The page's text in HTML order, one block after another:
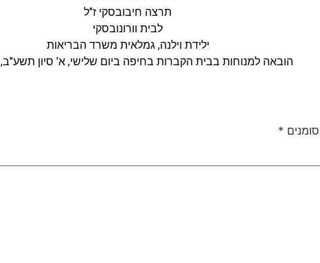
תרצה חיבובסקי ז"ל
לבית וורונובסקי
ילידת וילנה, גמלאית משרד הבריאות
הובאה למנוחות בבית הקברות בחיפה ביום שלישי, א' סיון תשע"ב, 22.5.12
*